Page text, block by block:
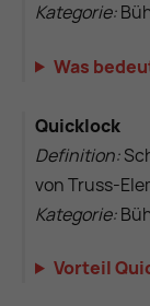
Kategorie:
Was
Quicklock
Definition:
von Truss-
Kategorie:
Vorteil